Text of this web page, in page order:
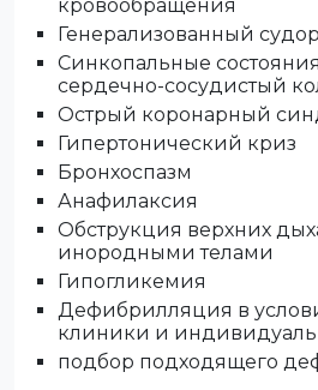
кровообращения
Генерализованный
Синкопальные
сердечно-сосудистый
Острый коронарный
Гипертонический криз
Бронхоспазм
Анафилаксия
Обструкция верхних
инородными телами
Гипогликемия
Дефибрилляция в
клиники и
подбор подходящего